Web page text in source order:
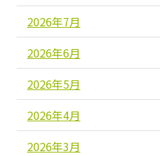
2026年7月
2026年6月
2026年5月
2026年4月
2026年3月